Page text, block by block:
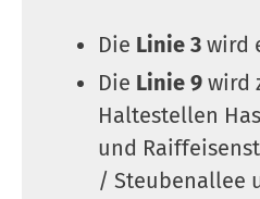
Die Linie 3 wird
Die Linie 9 wird
Haltestellen
und
/ Steubenallee